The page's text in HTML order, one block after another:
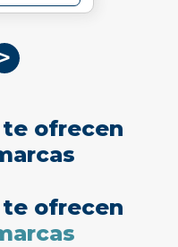
>
te ofrecen
te ofrecen